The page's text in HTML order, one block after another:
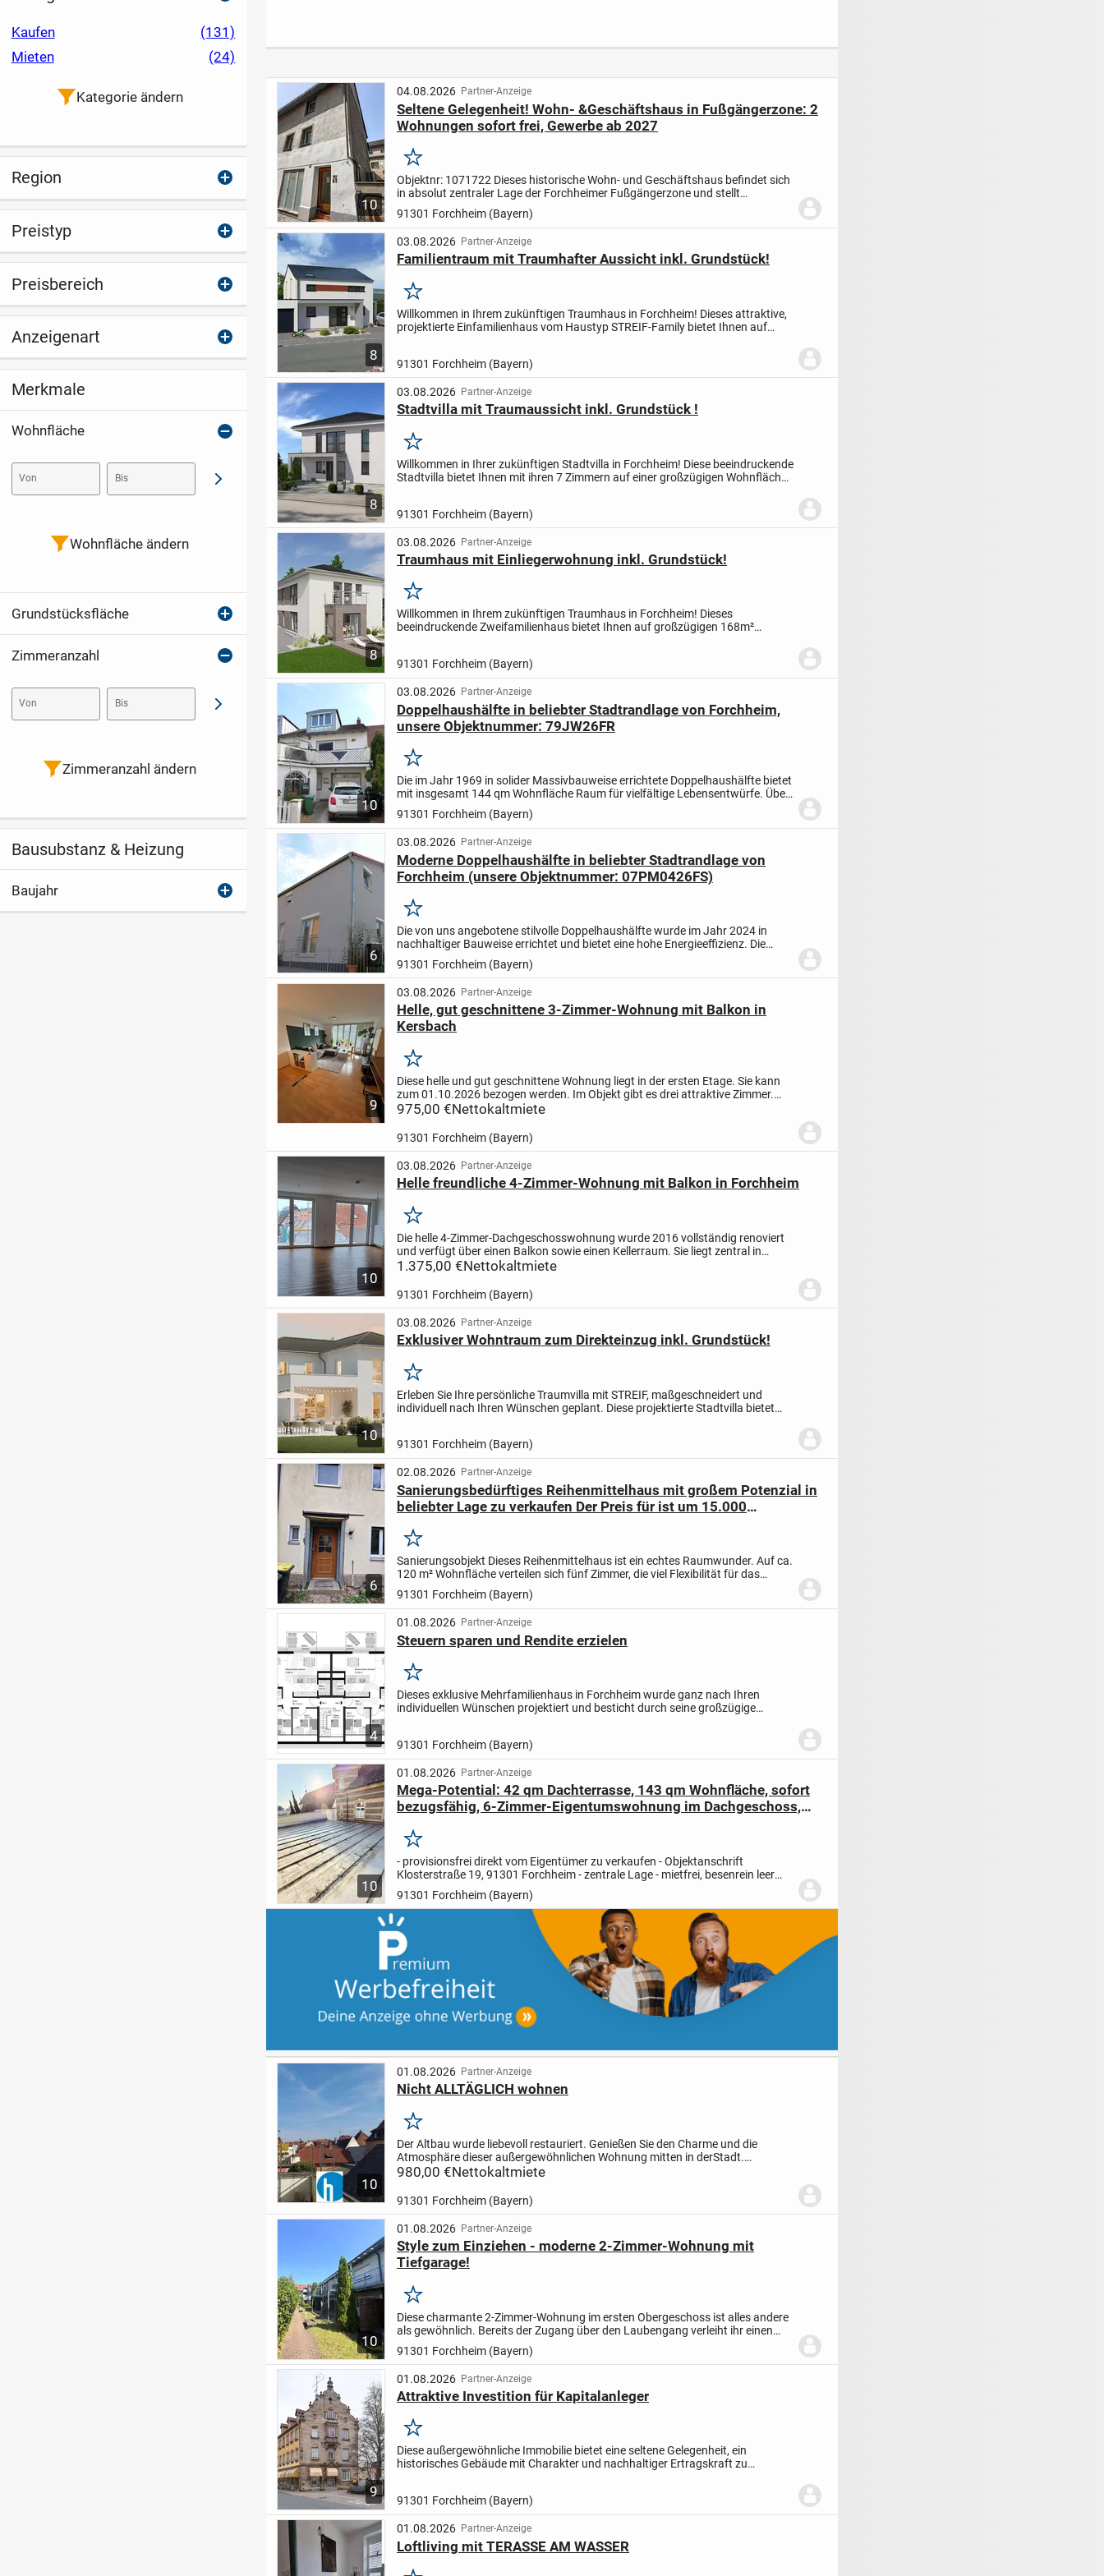
energieeffizient,
modern &
individuell planbar
10
04.08.2026 Partner-Anzeige
Seltene Gelegenheit! Wohn- &Geschäftshaus in Fußgängerzone: 2
Wohnungen sofort frei, Gewerbe ab 2027
Merken
Objektnr: 1071722 Dieses historische Wohn- und Geschäftshaus befindet sich
in absolut zentraler Lage der Forchheimer Fußgängerzone und stellt
insbesondere für Kapitalanleger eine interessante...
91301 Forchheim (Bayern)
8
03.08.2026 Partner-Anzeige
Familientraum mit Traumhafter Aussicht inkl. Grundstück!
Merken
Willkommen in Ihrem zukünftigen Traumhaus in Forchheim! Dieses attraktive,
projektierte Einfamilienhaus vom Haustyp STREIF-Family bietet Ihnen auf
91301 Forchheim (Bayern)
8
03.08.2026 Partner-Anzeige
Stadtvilla mit Traumaussicht inkl. Grundstück !
Merken
Willkommen in Ihrer zukünftigen Stadtvilla in Forchheim! Diese beeindruckende
Stadtvilla bietet Ihnen mit ihren 7 Zimmern auf einer großzügigen Wohnfläche
91301 Forchheim (Bayern)
8
03.08.2026 Partner-Anzeige
Traumhaus mit Einliegerwohnung inkl. Grundstück!
Merken
Willkommen in Ihrem zukünftigen Traumhaus in Forchheim! Dieses
beeindruckende Zweifamilienhaus bietet Ihnen auf großzügigen 168m²
91301 Forchheim (Bayern)
10
03.08.2026 Partner-Anzeige
Doppelhaushälfte in beliebter Stadtrandlage von Forchheim,
unsere Objektnummer: 79JW26FR
Merken
Die im Jahr 1969 in solider Massivbauweise errichtete Doppelhaushälfte bietet
mit insgesamt 144 qm Wohnfläche Raum für vielfältige Lebensentwürfe. Über
einen wettergeschützten Eingangsbereich, der...
91301 Forchheim (Bayern)
6
03.08.2026 Partner-Anzeige
Moderne Doppelhaushälfte in beliebter Stadtrandlage von
Forchheim (unsere Objektnummer: 07PM0426FS)
Merken
Die von uns angebotene stilvolle Doppelhaushälfte wurde im Jahr 2024 in
nachhaltiger Bauweise errichtet und bietet eine hohe Energieeffizienz. Die
zeitgemäße Holzständerbauweise sorgt für ein...
91301 Forchheim (Bayern)
9
03.08.2026 Partner-Anzeige
Helle, gut geschnittene 3-Zimmer-Wohnung mit Balkon in
Kersbach
Merken
Diese helle und gut geschnittene Wohnung liegt in der ersten Etage. Sie kann
zum 01.10.2026 bezogen werden. Im Objekt gibt es drei attraktive Zimmer.
Das Badezimmer verfügt über Tageslicht und ist mit...
975,00 €Nettokaltmiete
91301 Forchheim (Bayern)
10
03.08.2026 Partner-Anzeige
Helle freundliche 4-Zimmer-Wohnung mit Balkon in Forchheim
Merken
Die helle 4-Zimmer-Dachgeschosswohnung wurde 2016 vollständig renoviert
und verfügt über einen Balkon sowie einen Kellerraum. Sie liegt zentral in
Forchheim mit fußläufig erreichbarem Bahnhof und...
1.375,00 €Nettokaltmiete
91301 Forchheim (Bayern)
10
03.08.2026 Partner-Anzeige
Exklusiver Wohntraum zum Direkteinzug inkl. Grundstück!
Merken
Erleben Sie Ihre persönliche Traumvilla mit STREIF, maßgeschneidert und
individuell nach Ihren Wünschen geplant. Diese projektierte Stadtvilla bietet
91301 Forchheim (Bayern)
6
02.08.2026 Partner-Anzeige
Sanierungsbedürftiges Reihenmittelhaus mit großem Potenzial in
beliebter Lage zu verkaufen Der Preis für ist um 15.000
Merken
Sanierungsobjekt Dieses Reihenmittelhaus ist ein echtes Raumwunder. Auf ca.
120 m² Wohnfläche verteilen sich fünf Zimmer, die viel Flexibilität für das
Familienleben bieten. Ob Kinderzimmer,...
91301 Forchheim (Bayern)
4
01.08.2026 Partner-Anzeige
Steuern sparen und Rendite erzielen
Merken
Dieses exklusive Mehrfamilienhaus in Forchheim wurde ganz nach Ihren
individuellen Wünschen projektiert und besticht durch seine großzügige
91301 Forchheim (Bayern)
10
01.08.2026 Partner-Anzeige
Mega-Potential: 42 qm Dachterrasse, 143 qm Wohnfläche, sofort
bezugsfähig, 6-Zimmer-Eigentumswohnung im Dachgeschoss,
Merken
- provisionsfrei direkt vom Eigentümer zu verkaufen - Objektanschrift
Klosterstraße 19, 91301 Forchheim - zentrale Lage - mietfrei, besenrein leer
(die Gegenstände auf den Fotos sind inzwischen...
91301 Forchheim (Bayern)
10
01.08.2026 Partner-Anzeige
Nicht ALLTÄGLICH wohnen
Merken
Der Altbau wurde liebevoll restauriert. Genießen Sie den Charme und die
Atmosphäre dieser außergewöhnlichen Wohnung mitten in derStadt.
Neugierig geworden?Gerne vereinbaren wir einen Besichtigungste...
980,00 €Nettokaltmiete
91301 Forchheim (Bayern)
10
01.08.2026 Partner-Anzeige
Style zum Einziehen - moderne 2-Zimmer-Wohnung mit
Tiefgarage!
Merken
Diese charmante 2-Zimmer-Wohnung im ersten Obergeschoss ist alles andere
als gewöhnlich. Bereits der Zugang über den Laubengang verleiht ihr einen
besonderen Charakter. Ein interessanter Grundriss,...
91301 Forchheim (Bayern)
9
01.08.2026 Partner-Anzeige
Attraktive Investition für Kapitalanleger
Merken
Diese außergewöhnliche Immobilie bietet eine seltene Gelegenheit, ein
historisches Gebäude mit Charakter und nachhaltiger Ertragskraft zu
91301 Forchheim (Bayern)
01.08.2026 Partner-Anzeige
Loftliving mit TERASSE AM WASSER
Kaufen
(131)
Mieten
(24)
Kategorie ändern
Region
Preistyp
Preisbereich
Anzeigenart
Merkmale
Wohnfläche
Von Bis Abschicken
Wohnfläche ändern
Grundstücksfläche
Zimmeranzahl
Von Bis Abschicken
Zimmeranzahl ändern
Bausubstanz & Heizung
Baujahr